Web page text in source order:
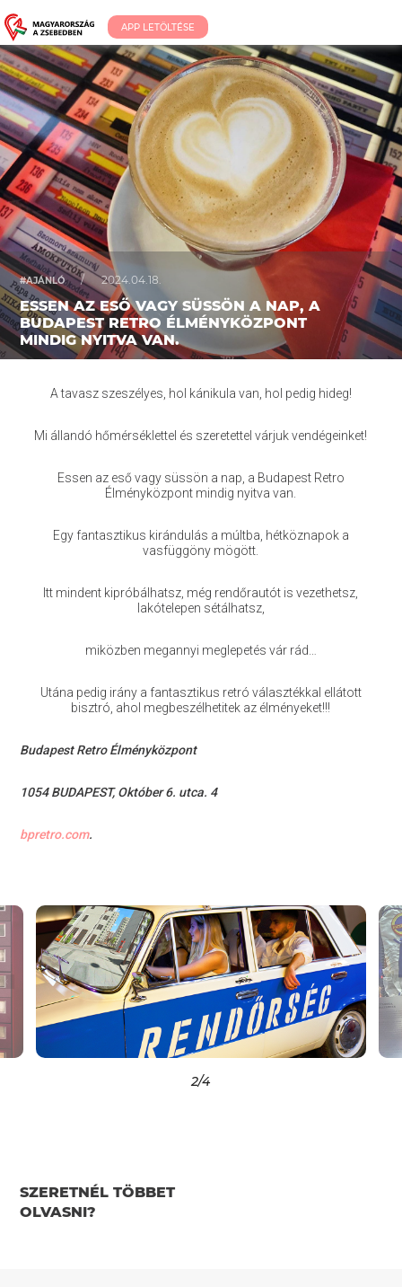
APP LETÖLTÉSE
#AJÁNLÓ / 2024.04.18.
ESSEN AZ ESŐ VAGY SÜSSÖN A NAP, A
BUDAPEST RETRO ÉLMÉNYKÖZPONT
MINDIG NYITVA VAN.
A tavasz szeszélyes, hol kánikula van, hol pedig hideg!
Mi állandó hőmérséklettel és szeretettel várjuk vendégeinket!
Essen az eső vagy süssön a nap, a Budapest Retro
Élményközpont mindig nyitva van.
Egy fantasztikus kirándulás a múltba, hétköznapok a
vasfüggöny mögött.
Itt mindent kipróbálhatsz, még rendőrautót is vezethetsz,
lakótelepen sétálhatsz,
miközben megannyi meglepetés vár rád…
Utána pedig irány a fantasztikus retró választékkal ellátott
bisztró, ahol megbeszélhetitek az élményeket!!!
Budapest Retro Élményközpont
1054 BUDAPEST, Október 6. utca. 4
bpretro.com.
2/4
SZERETNÉL TÖBBET
OLVASNI?